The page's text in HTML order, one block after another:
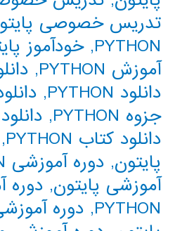
تدریس خصوصی
PYTHON
,خودآموز
آموزش PYTHON
,
دانلود PYTHON
,
جزوه PYTHON
,
دانلود کتاب PYTHON
,
پایتون, دوره آموزشی PYTHON
آموزشی پایتون,
PYTHON
, دوره